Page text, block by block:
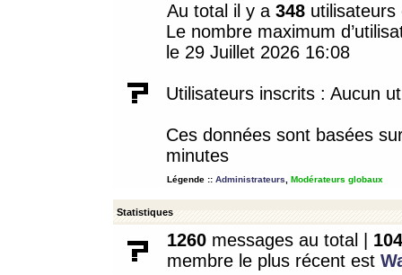
Au total il y a 348
Le nombre maximum
le 29 Juillet 2026 16:08
Utilisateurs inscrits : Aucun
Ces données sont basées
minutes
Légende :: Administrateurs Modérateurs globaux
Statistiques
1260 messages au total | 104
membre le plus récent est